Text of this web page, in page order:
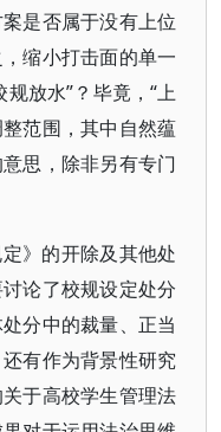
是否属于没有上位
缩小打击面的单一
放水”？毕竟，“上
范围，其中自然蕴
思，除非另有专门
》的开除及其他处
论了校规设定处分
分中的裁量、正当
有作为背景性研究
于高校学生管理法